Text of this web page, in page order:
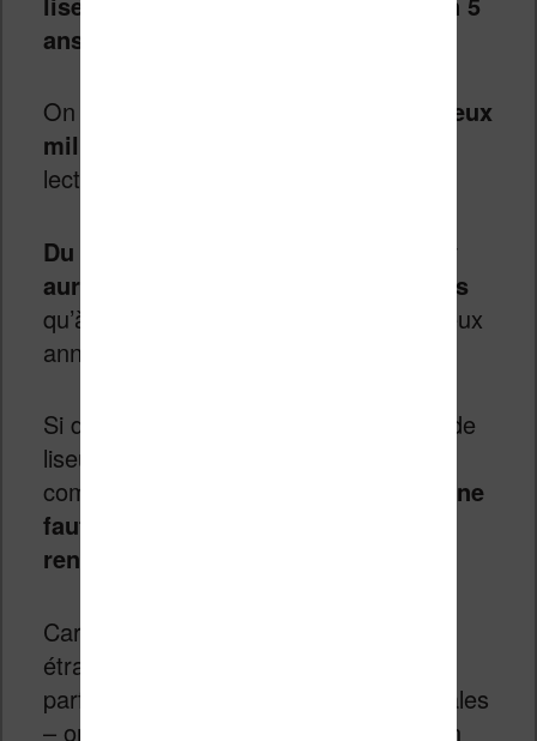
ans
On peut donc imaginer qu’
au moins deux
millions
lecture ont trouvé preneur.
Du côté de l’abonnement Kindle, il y
aurait environ 10 fois plus d’abonnés
qu’à son lancement il y a seulement deux
années.
Si des chiffres annonçant des millions de
liseuses vendues en Chine sont
communiqués presque tous les ans,
il ne
faut pas sous-estimer les difficultés
rencontrées par Amazon en Chine.
Car, comme pour d’autres entreprises
étrangères, les industriels chinois –
parfois bien aidés par les autorités locales
– ont l’habitude de sortir rapidement un